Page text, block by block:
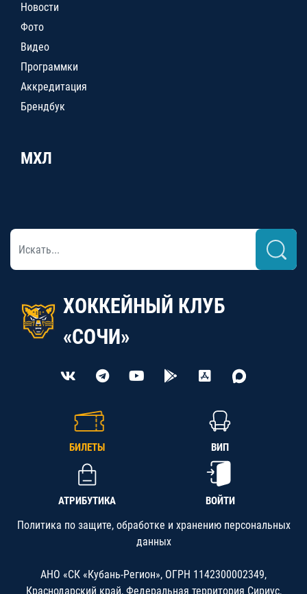
Новости
Фото
Видео
Программки
Аккредитация
Брендбук
МХЛ
ХОККЕЙНЫЙ КЛУБ
«СОЧИ»
БИЛЕТЫ ВИП
АТРИБУТИКА ВОЙТИ
Политика по защите, обработке и хранению персональных
данных
АНО «СК «Кубань-Регион», ОГРН 1142300002349,
Краснодарский край, Федеральная территория Сириус,